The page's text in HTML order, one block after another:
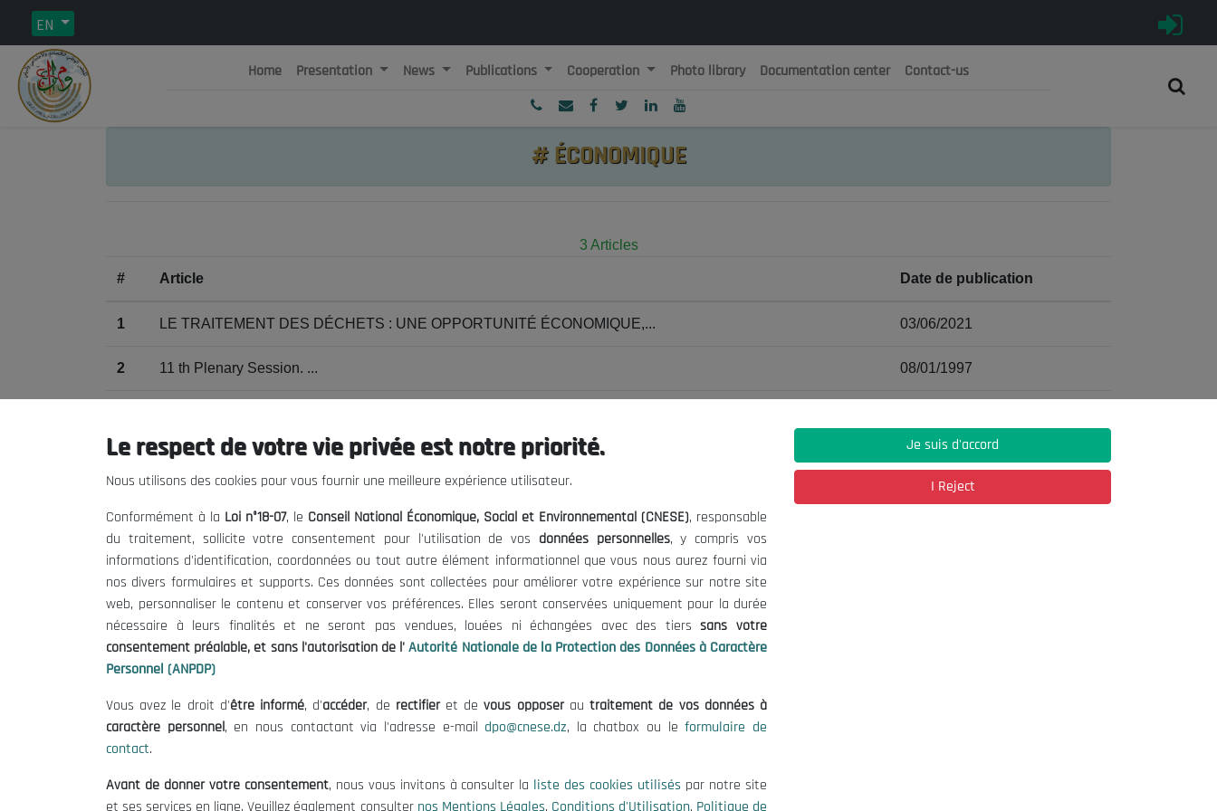
EN
République Algérienne Démocratique et Populaire
Conseil National Economique, Social et Environnemental الوطني الاقتصادي والاجتماعي والبيئي
الجزائرية الديمقراطية الشعبية
Home Presentation News Publications Cooperation Photo library Documentation center Contact-us
#ÉCONOMIQUE
3 Articles
# Article Date de publication
1 LE TRAITEMENT DES DÉCHETS : UNE OPPORTUNITÉ ÉCONOMIQUE,... 03/06/2021
2 11 th Plenary Session. ... 08/01/1997
THE NESEC
The President
Organisation
Useful Informations
Calls for Tenders and Consultations
Legal Notices
Terms of Use
Data Protection Policy
Contact US
(+213) 021 98 01 00|01|02
contact@cnese.dz
Suggestions or Initiatives?
Newsletter
Inscrivez-vous, soyez le premier à découvrir
Follow Us!
Le respect de votre vie privée est notre priorité.
Nous utilisons des cookies pour vous fournir une meilleure expérience utilisateur.
Conformément à la Loi n°18-07, le Conseil National Économique, Social et Environnemental (CNESE), responsable
du traitement, sollicite votre consentement pour l'utilisation de vos données personnelles, y compris vos
informations d'identification, coordonnées ou tout autre élément informationnel que vous nous aurez fourni via
nos divers formulaires et supports. Ces données sont collectées pour améliorer votre expérience sur notre site
web, personnaliser le contenu et conserver vos préférences. Elles seront conservées uniquement pour la durée
nécessaire à leurs finalités et ne seront pas vendues, louées ni échangées avec des tierssans votre
consentement préalable, et sans l'autorisation de l' Autorité Nationale de la Protection des Données à Caractère
Personnel (ANPDP)
Vous avez le droit d'être informé, d'accéder, de rectifieret devous opposerautraitement de vos données à
caractère personnel, en nous contactant via l'adresse e-mail dpo@cnese.dz, la chatbox ou leformulaire de
contact.
Avant de donner votre consentement, nous vous invitons à consulter la liste des cookies utilisés par notre site
et ses services en ligne. Veuillez également consulter nos Mentions Légales, Conditions d'Utilisation, Politique de
Je suis d'accord
I Reject